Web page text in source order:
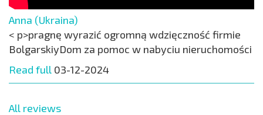
Anna (Ukraina)
< p>pragnę wyrazić ogromną wdzięczność firmie
BolgarskiyDom za pomoc w nabyciu nieruchomości
Read full 03-12-2024
All reviews